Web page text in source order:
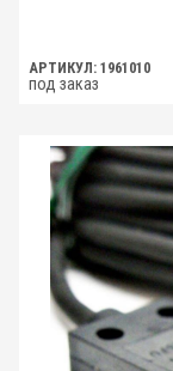
АРТИКУЛ: 1961010
под заказ